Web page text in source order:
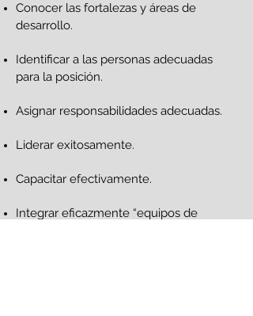
Conocer las fortalezas y áreas de
desarrollo.
Identificar a las personas adecuadas
para la posición.
Asignar responsabilidades adecuadas.
Liderar exitosamente.
Capacitar efectivamente.
Integrar eficazmente “equipos de